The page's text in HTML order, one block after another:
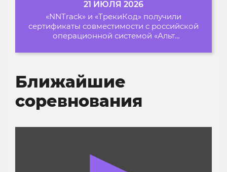
21 ИЮЛЯ 2026
«NNTrack» и «ТрекиКод» получили
сертификаты совместимости с российской
операционной системой «Альт
Ближайшие
соревнования